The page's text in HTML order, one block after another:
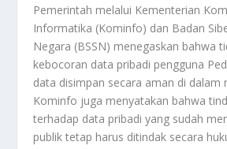
Pemerintah melalui Kementerian
Informatika (Kominfo) dan Badan
Negara (BSSN) menegaskan bahwa
kebocoran data pribadi pengguna
data disimpan secara aman di dalam
Kominfo juga menyatakan bahwa
terhadap data pribadi yang sudah
publik tetap harus ditindak secara